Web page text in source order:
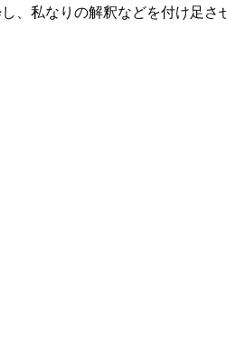
、私なりの解釈などを付け足さ